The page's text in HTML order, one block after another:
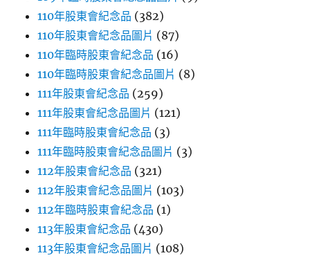
110年股東會紀念品 (382)
110年股東會紀念品圖片 (87)
110年臨時股東會紀念品 (16)
110年臨時股東會紀念品圖片 (8)
111年股東會紀念品 (259)
111年股東會紀念品圖片 (121)
111年臨時股東會紀念品 (3)
111年臨時股東會紀念品圖片 (3)
112年股東會紀念品 (321)
112年股東會紀念品圖片 (103)
112年臨時股東會紀念品 (1)
113年股東會紀念品 (430)
113年股東會紀念品圖片 (108)